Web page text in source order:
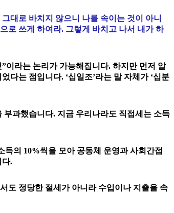
대로 바치지 않으니 나를 속이는 것이 아니
로 쓰게 하여라. 그렇게 바치고 나서 내가 하
이라는 논리가 가능해집니다. 하지만 먼저 알
다는 점입니다. ‘십일조’라는 말 자체가 ‘십분
과했습니다. 지금 우리나라도 직접세는 소득
의 10%씩을 모아 공동체 운영과 사회간접
다.
도 정당한 절세가 아니라 수입이나 지출을 속